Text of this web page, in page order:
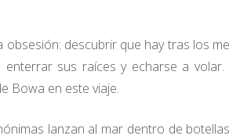
descubrir que hay tras los
sus raíces y echarse a volar.
Bowa en este viaje.
lanzan al mar dentro de